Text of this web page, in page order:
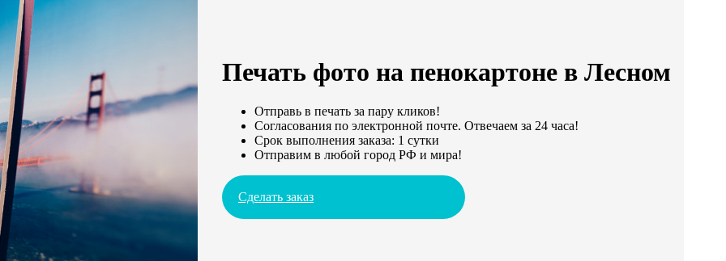
Печать фото на пенокартоне в Лесном
Отправь в печать за пару кликов!
Согласования по электронной почте. Отвечаем за 24 часа!
Срок выполнения заказа: 1 сутки
Отправим в любой город РФ и мира!
Сделать заказ